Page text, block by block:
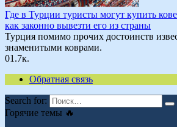
Где в Турции туристы могут купить
как законно вывезти его из страны
Турция помимо прочих достоинств
знаменитыми коврами.
01.7к.
Обратная связь
Search for:
Горячие темы 🔥